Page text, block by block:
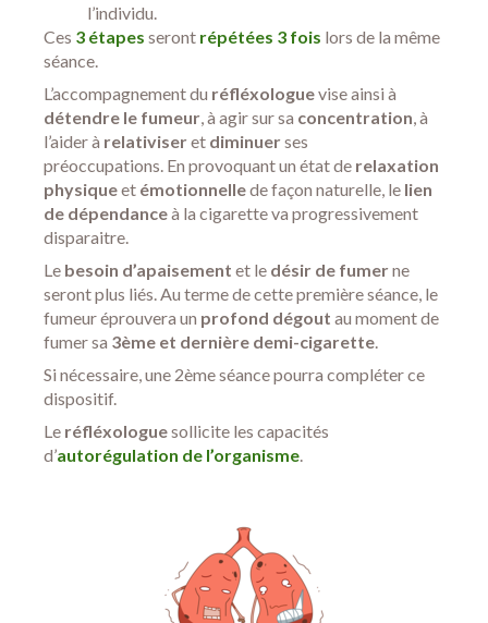
l’individu.
Ces 3 étapes seront répétées 3 fois lors de la même
séance.
L’accompagnement du réfléxologuevise ainsi à
détendre le fumeur , à agir sur sa concentration , à
l’aider à relativiseret diminuerses
préoccupations. En provoquant un état de relaxation
physiqueet émotionnellede façon naturelle, le lien
de dépendanceà la cigarette va progressivement
disparaitre.
Le besoin d’apaisement et le désir de fumerne
seront plus liés. Au terme de cette première séance, le
fumeur éprouvera un profond dégout au moment de
fumer sa 3ème et dernière demi-cigarette
Si nécessaire, une 2ème séance pourra compléter ce
dispositif.
Le réfléxologuesollicite les capacités
d’autorégulation de l’organisme